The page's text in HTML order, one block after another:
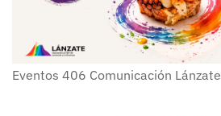
Eventos 406 Comunicación Lánzate